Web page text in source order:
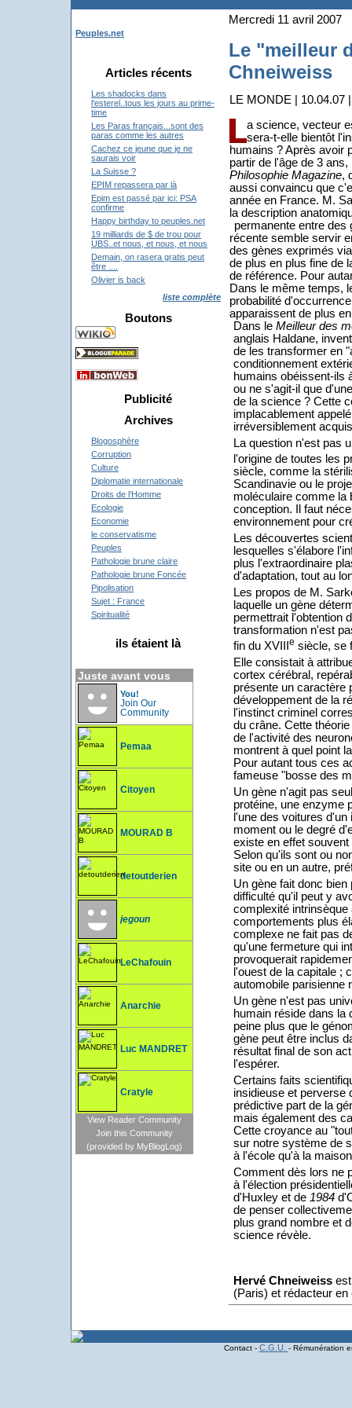
Peuples.net
Articles récents
Les shadocks dans
l'esterel..tous les jours au prime-
time
Les Paras français...sont des
paras comme les autres
Cachez ce jeune que je ne
saurais voir
La Suisse ?
EPIM repassera par là
Epim est passé par ici: PSA
confirme
Happy birthday to peuples.net
19 milliards de $ de trou pour
UBS..et nous, et nous, et nous
Demain, on rasera gratis peut
être ....
Olivier is back
liste complète
Boutons
Publicité
Archives
Blogosphère
Corruption
Culture
Diplomatie internationale
Droits de l'Homme
Ecologie
Economie
le conservatisme
Peuples
Pathologie brune claire
Pathologie brune Foncée
Pipolisation
Sujet : France
Spiritualité
ils étaient là
Juste avant vous
You!
Join Our
Community
Pemaa
Citoyen
MOURAD B
detoutderien
jegoun
LeChafouin
Anarchie
Luc MANDRET
Cratyle
View Reader Community
Join this Community
(provided by MyBlogLog)
Mercredi 11 avril 2007
Le "meilleur
Chneiweiss
LE MONDE | 10.04.07
a science, vecteur
sera-t-elle bientôt
humains ? Après avoir
partir de l'âge de 3
Philosophie Magazine,
aussi convaincu que
année en France. M.
la description
permanente entre
récente semble servir
des gènes exprimés
de plus en plus fine de
de référence. Pour
Dans le même temps,
probabilité
apparaissent de plus
Dans le Meilleur des
anglais Haldane,
de les transformer en
conditionnement
humains obéissent-ils
ou ne s'agit-il que
de la science ? Cette
implacablement
irréversiblement
La question n'est pas
l'origine de toutes les
siècle, comme la
Scandinavie ou le
moléculaire comme la
conception. Il faut
environnement pour
Les découvertes
lesquelles s'élabore
plus l'extraordinaire
d'adaptation, tout au
Les propos de M.
laquelle un gène
permettrait l'obtention
transformation n'est
fin du XVIII e siècle, se
Elle consistait à
cortex cérébral,
présente un caractère
développement de la
l'instinct criminel
du crâne. Cette
de l'activité des
montrent à quel point
Pour autant tous ces
fameuse "bosse des
Un gène n'agit pas
protéine, une enzyme
l'une des voitures
moment ou le degré
existe en effet
Selon qu'ils sont ou
site ou en un autre,
Un gène fait donc
difficulté qu'il peut y
complexité
comportements plus
complexe ne fait pas
qu'une fermeture qui
provoquerait
l'ouest de la capitale ;
automobile parisienne
Un gène n'est pas
humain réside dans la
peine plus que le
gène peut être inclus
résultat final de son
l'espérer.
Certains faits
insidieuse et perverse
prédictive part de la
mais également des
Cette croyance au
sur notre système de
à l'école qu'à la
Comment dès lors ne
à l'élection
d'Huxley et de 1984
de penser
plus grand nombre et
science révèle.
Hervé Chneiweiss
(Paris) et rédacteur
Contact - C.G.U. - Rémunération